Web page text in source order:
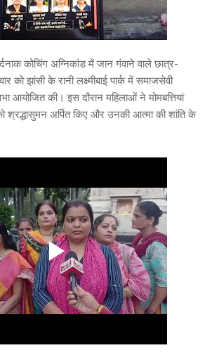
कोचिंग अग्निकांड में जान गंवाने वाले छात्र-
को झांसी के रानी लक्ष्मीबाई पार्क में समाजसेवी
आयोजित की। इस दौरान महिलाओं ने मोमबत्तियां
श्रद्धासुमन अर्पित किए और उनकी आत्मा की शांति के